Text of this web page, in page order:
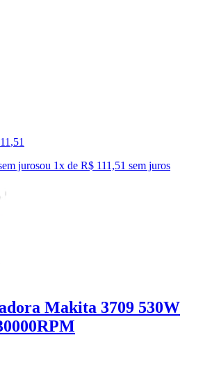
,51
jurosou 1x de R$ 111,51 sem juros
Makita 3709 530W